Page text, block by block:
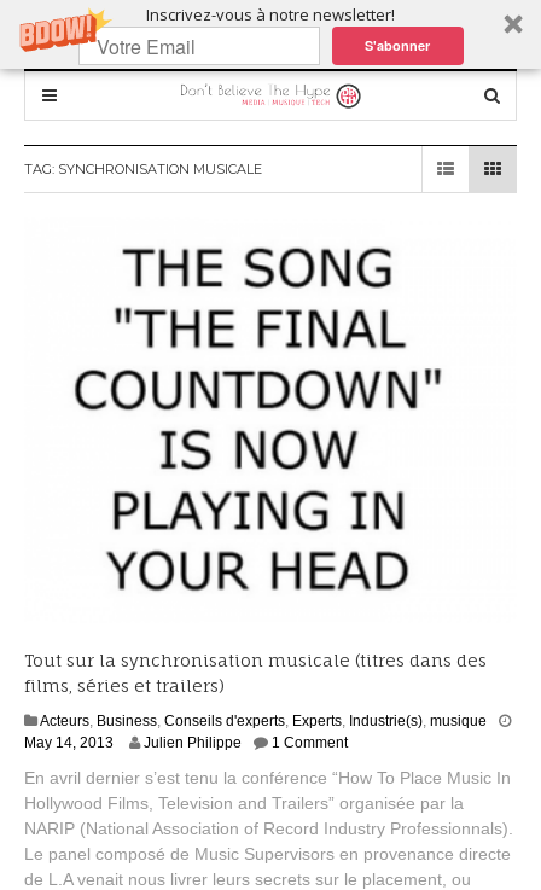
Inscrivez-vous à notre newsletter!
S'abonner
TAG: SYNCHRONISATION MUSICALE
Tout sur la synchronisation musicale (titres dans des
films, séries et trailers)
Acteurs, Business, Conseils d'experts, Experts, Industrie(s), musique
May 14, 2013S
p
t
e
m
b
Julien Philippe 1 Comment
En avril dernier s’est tenu la conférence “How To Place Music In
Hollywood Films, Television and Trailers” organisée par la
NARIP (National Association of Record Industry Professionnals).
Le panel composé de Music Supervisors en provenance directe
de L.A venait nous livrer leurs secrets sur le placement, ou